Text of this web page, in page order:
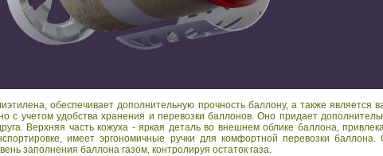
обеспечивает дополнительную прочность баллону, а также является
с учетом удобства хранения и перевозки баллонов. Оно придает
Верхняя часть кожуха - яркая деталь во внешнем облике баллона,
имеет эргономичные ручки для комфортной перевозки баллона.
заполнения баллона газом, контролируя остаток газа.